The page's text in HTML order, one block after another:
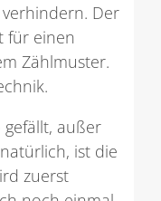
Der
für einen
Zählmuster.
gefällt, außer
ist die
zuerst